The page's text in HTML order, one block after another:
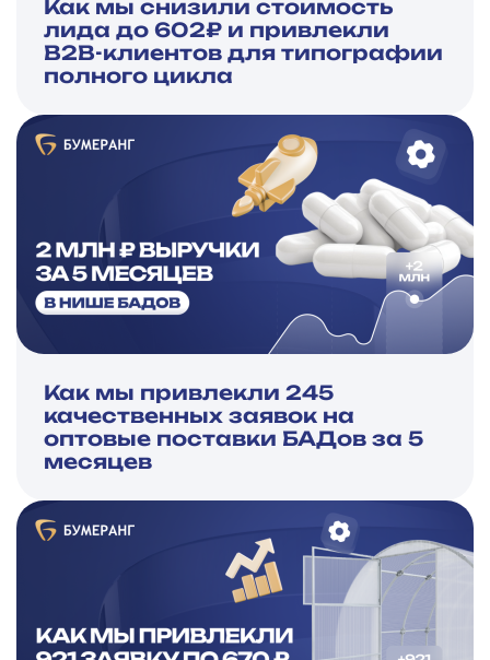
Как мы снизили стоимость
лида до 602₽ и привлекли
B2B-клиентов для типографии
полного цикла
Как мы привлекли 245
качественных заявок на
оптовые поставки БАДов за 5
месяцев